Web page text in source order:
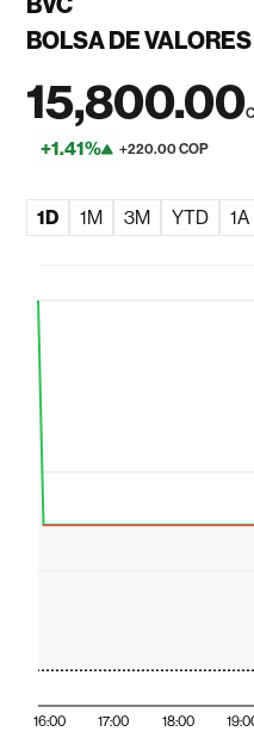
BOLSA DE
15,800.00
+1.41% +220.00 COP
1D 1M 3M YTD 1A
16:00 17:00 18:00